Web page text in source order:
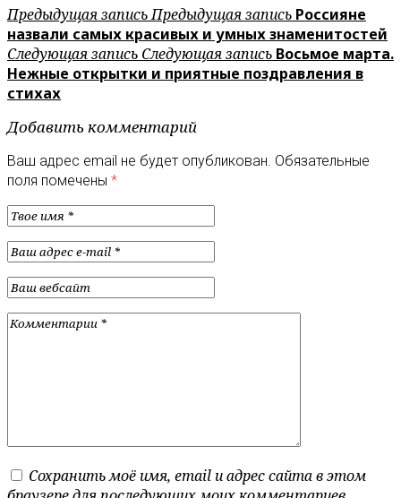
Предыдущая записьПредыдущая запись Россияне
назвали самых красивых и умных знаменитостей
Следующая запись Следующая запись Восьмое марта.
Нежные открытки и приятные поздравления в
стихах
Добавить комментарий
Ваш адрес email не будет опубликован. Обязательные
поля помечены *
Сохранить моё имя, email и адрес сайта в этом